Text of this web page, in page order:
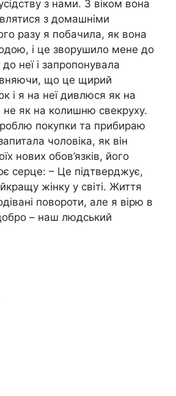
з нами. З віком вона
з домашніми
разу я побачила, як вона
і це зворушило мене до
до неї і запропонувала
що це щирий
і я на неї дивлюся як на
не як на колишню свекруху.
покупки та прибираю
чоловіка, як він
нових обов’язків, його
серце: – Це підтверджує,
жінку у світі. Життя
повороти, але я вірю в
– наш людський